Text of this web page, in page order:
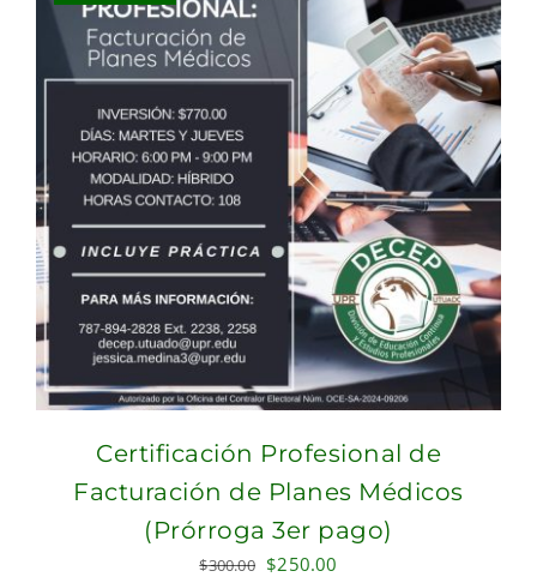
Certificación Profesional de
Facturación de Planes Médicos
(Prórroga 3er pago)
$300.00 Original
$250.00